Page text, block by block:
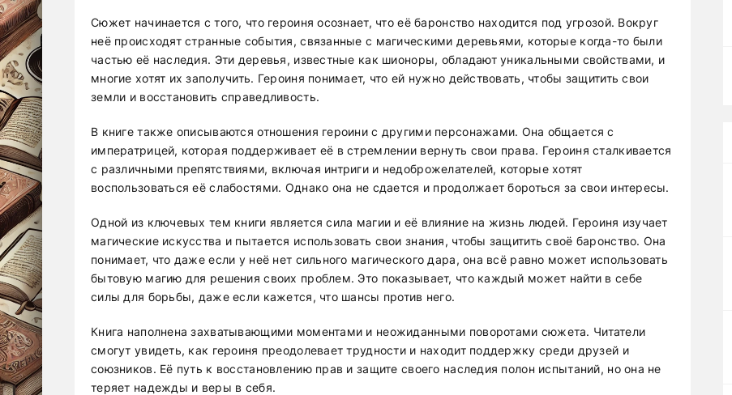
Сюжет начинается с того, что героиня осознает, что её баронство находится под угрозой. Вокруг
неё происходят странные события, связанные с магическими деревьями, которые когда-то были
частью её наследия. Эти деревья, известные как шионоры, обладают уникальными свойствами, и
многие хотят их заполучить. Героиня понимает, что ей нужно действовать, чтобы защитить свои
земли и восстановить справедливость.
В книге также описываются отношения героини с другими персонажами. Она общается с
императрицей, которая поддерживает её в стремлении вернуть свои права. Героиня сталкивается
с различными препятствиями, включая интриги и недоброжелателей, которые хотят
воспользоваться её слабостями. Однако она не сдается и продолжает бороться за свои интересы.
Одной из ключевых тем книги является сила магии и её влияние на жизнь людей. Героиня изучает
магические искусства и пытается использовать свои знания, чтобы защитить своё баронство. Она
понимает, что даже если у неё нет сильного магического дара, она всё равно может использовать
бытовую магию для решения своих проблем. Это показывает, что каждый может найти в себе
силы для борьбы, даже если кажется, что шансы против него.
Книга наполнена захватывающими моментами и неожиданными поворотами сюжета. Читатели
смогут увидеть, как героиня преодолевает трудности и находит поддержку среди друзей и
союзников. Её путь к восстановлению прав и защите своего наследия полон испытаний, но она не
теряет надежды и веры в себя.